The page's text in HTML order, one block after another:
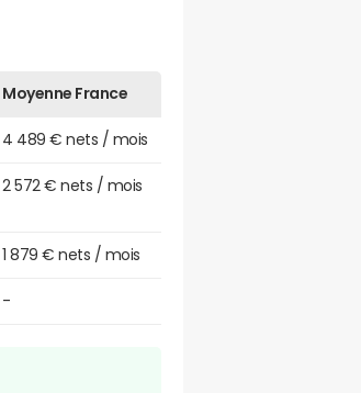
Moyenne France
4 489 € nets / mois
2 572 € nets / mois
1 879 € nets / mois
-